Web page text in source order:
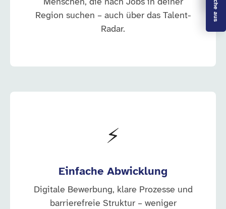
Menschen, die nach Jobs in deiner
Region suchen – auch über das Talent-
Radar.
⚡
Einfache Abwicklung
Digitale Bewerbung, klare Prozesse und
barrierefreie Struktur – weniger